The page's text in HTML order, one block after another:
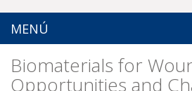
MENÚ
Biomaterials for
Opportunities and